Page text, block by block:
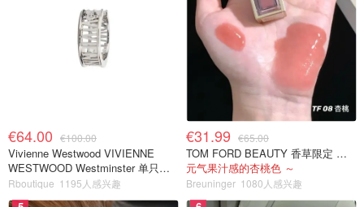
€64.00 €100.00
Vivienne Westwood VIVIENNE
WESTWOOD Westminster 单只耳
环
Rboutique 1195人感兴趣
€31.99 €65.00
TOM FORD BEAUTY 香草限定 镜面唇蜜 #08INHIBITION
元气果汁感的杏桃色 ～
Breuninger 1080人感兴趣